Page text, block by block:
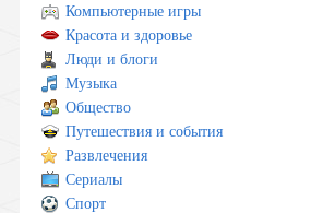
Компьютерные игры
Красота и здоровье
Люди и блоги
Музыка
Общество
Путешествия и события
Развлечения
Сериалы
Спорт